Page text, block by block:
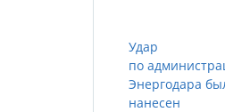
Удар
по
Энергодара
нанесен